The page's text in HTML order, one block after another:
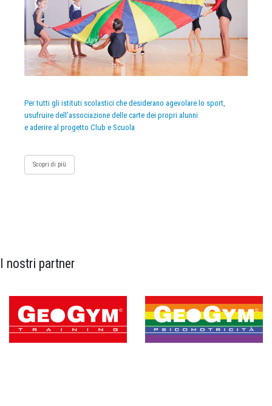
Per tutti gli istituti scolastici che desiderano agevolare lo sport,
usufruire dell’associazione delle carte dei propri alunni
e aderire al progetto Club e Scuola
Scopri di più
I nostri partner